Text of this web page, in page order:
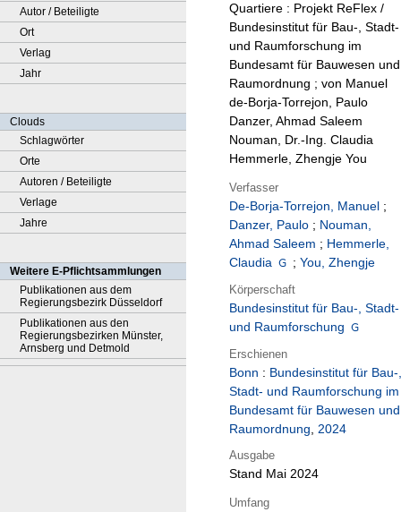
Autor / Beteiligte
Ort
Verlag
Jahr
Clouds
Schlagwörter
Orte
Autoren / Beteiligte
Verlage
Jahre
Weitere E-Pflichtsammlungen
Publikationen aus dem
Regierungsbezirk Düsseldorf
Publikationen aus den
Regierungsbezirken Münster,
Arnsberg und Detmold
Quartiere : Projekt ReFlex /
Bundesinstitut für Bau-, Stadt-
und Raumforschung im
Bundesamt für Bauwesen und
Raumordnung ; von Manuel
de-Borja-Torrejon, Paulo
Danzer, Ahmad Saleem
Nouman, Dr.-Ing. Claudia
Hemmerle, Zhengje You
Verfasser
De-Borja-Torrejon, Manuel ;
Danzer, Paulo ; Nouman,
Ahmad Saleem ; Hemmerle,
Claudia
; You, Zhengje
Körperschaft
Bundesinstitut für Bau-, Stadt-
und Raumforschung
Erschienen
Bonn : Bundesinstitut für Bau-,
Stadt- und Raumforschung im
Bundesamt für Bauwesen und
Raumordnung, 2024
Ausgabe
Stand Mai 2024
Umfang